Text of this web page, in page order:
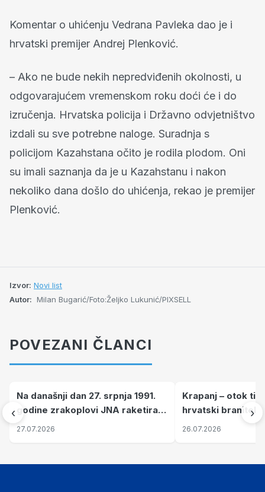
Komentar o uhićenju Vedrana Pavleka dao je i
hrvatski premijer Andrej Plenković.
– Ako ne bude nekih nepredviđenih okolnosti, u
odgovarajućem vremenskom roku doći će i do
izručenja. Hrvatska policija i Državno odvjetništvo
izdali su sve potrebne naloge. Suradnja s
policijom Kazahstana očito je rodila plodom. Oni
su imali saznanja da je u Kazahstanu i nakon
nekoliko dana došlo do uhićenja, rekao je premijer
Plenković.
Izvor: Novi list
Autor: Milan Bugarić/Foto:Željko Lukunić/PIXSELL
POVEZANI ČLANCI
‹
Na današnji dan 27. srpnja 1991.
godine zrakoplovi JNA raketirali
su vojarnu i obučni centar "Nikola
27.07.2026
Krapanj – otok
hrvatski branitelji
pronalaze mir
26.07.2026
›